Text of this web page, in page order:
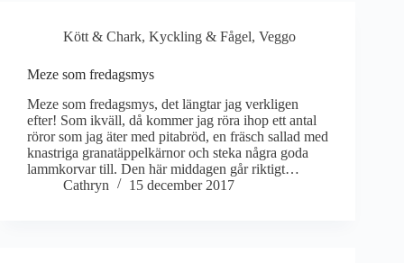
Kött & Chark, Kyckling & Fågel, Veggo
Meze som fredagsmys
Meze som fredagsmys, det längtar jag verkligen
efter! Som ikväll, då kommer jag röra ihop ett antal
röror som jag äter med pitabröd, en fräsch sallad med
knastriga granatäppelkärnor och steka några goda
lammkorvar till. Den här middagen går riktigt…
Cathryn
15 december 2017